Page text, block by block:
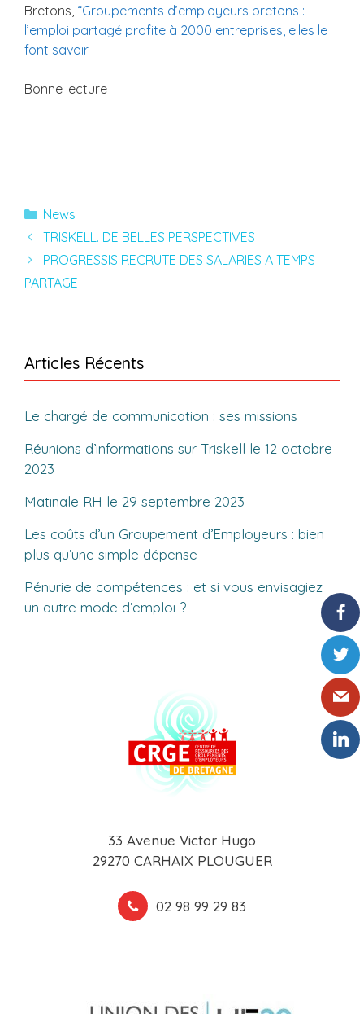
Bretons, “Groupements d’employeurs bretons :
l’emploi partagé profite à 2000 entreprises, elles le
font savoir !
Bonne lecture
Catégories
News
TRISKELL. DE BELLES PERSPECTIVES
PROGRESSIS RECRUTE DES SALARIES A TEMPS
PARTAGE
Articles Récents
Le chargé de communication : ses missions
Réunions d’informations sur Triskell le 12 octobre
2023
Matinale RH le 29 septembre 2023
Les coûts d’un Groupement d’Employeurs : bien
plus qu’une simple dépense
Pénurie de compétences : et si vous envisagiez
un autre mode d’emploi ?
33 Avenue Victor Hugo
29270 CARHAIX PLOUGUER
02 98 99 29 83